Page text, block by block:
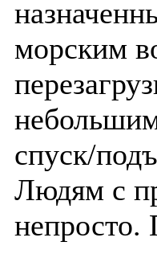
морским
спуск/
Людям с
непросто.